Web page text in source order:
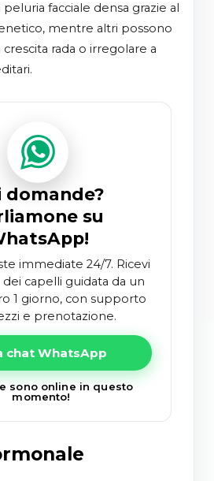
facciale densa grazie al
mentre altri possono
rada o irregolare a
su
dei capelli guidata da un
1 giorno, con supporto
e prenotazione.
chat WhatsApp
sono online in questo
momento!